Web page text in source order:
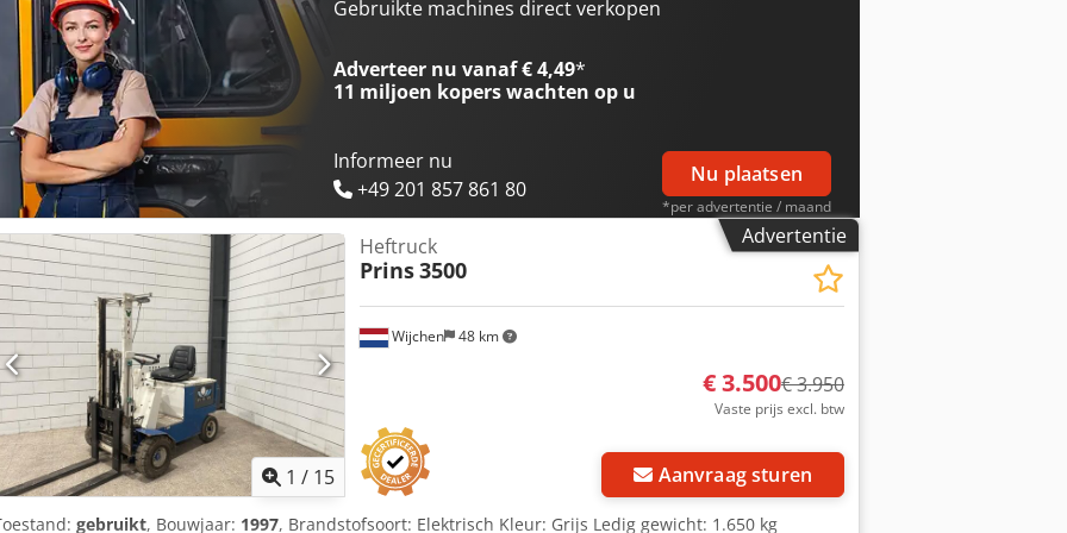
vorkbreedte: 2010mm - Minimale vorkbreedte: 310mm - Aantal wielen: 6 Wielen - Aanbouwdeel: 3de+4de
ventiel tot vorkenbord - Opties: Werklampen, Volledige cabine - Mast: Duplex - Aandrijving: Diesel - Merk
motor: Daewoo - Transportafmetingen: 3650mm x 2090mm x 3860mm (l x b x h) - Transportgewicht [kg]:
11163kg Dsdpfx Apjyuxm Dowjkr - Transportcolli [st.]: 1 Financiële informatie BTW: De getoonde prijs is
exclusief BTW BTW/marge: BTW verrekenbaar voor ondernemers Levering en inruil altijd mogelijk van
in de industriële sectoren Koen van Lent
Gebruikte machines direct verkopen
Adverteer nu vanaf € 4,49*
11 miljoen koperswachten op u
Informeer nu
+49 201 857 861 80
Nu plaatsen
*per advertentie / maand
Advertentie
1 / 15
Wijchen 48 km
Heftruck
Prins3500
€ 3.500€ 3.950
Vaste prijs excl. btw
Aanvraag sturen
gebruikt, Bouwjaar: 1997, Brandstofsoort: Elektrisch Kleur: Grijs Ledig gewicht: 1.650 kg